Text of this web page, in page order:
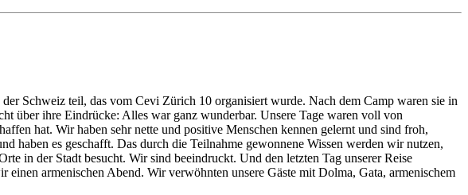
Schweiz teil, das vom Cevi Zürich 10 organisiert wurde. Nach dem Camp waren sie in
über ihre Eindrücke: Alles war ganz wunderbar. Unsere Tage waren voll von
hat. Wir haben sehr nette und positive Menschen kennen gelernt und sind froh,
haben es geschafft. Das durch die Teilnahme gewonnene Wissen werden wir nutzen,
in der Stadt besucht. Wir sind beeindruckt. Und den letzten Tag unserer Reise
armenischen Abend. Wir verwöhnten unsere Gäste mit Dolma, Gata, armenischem